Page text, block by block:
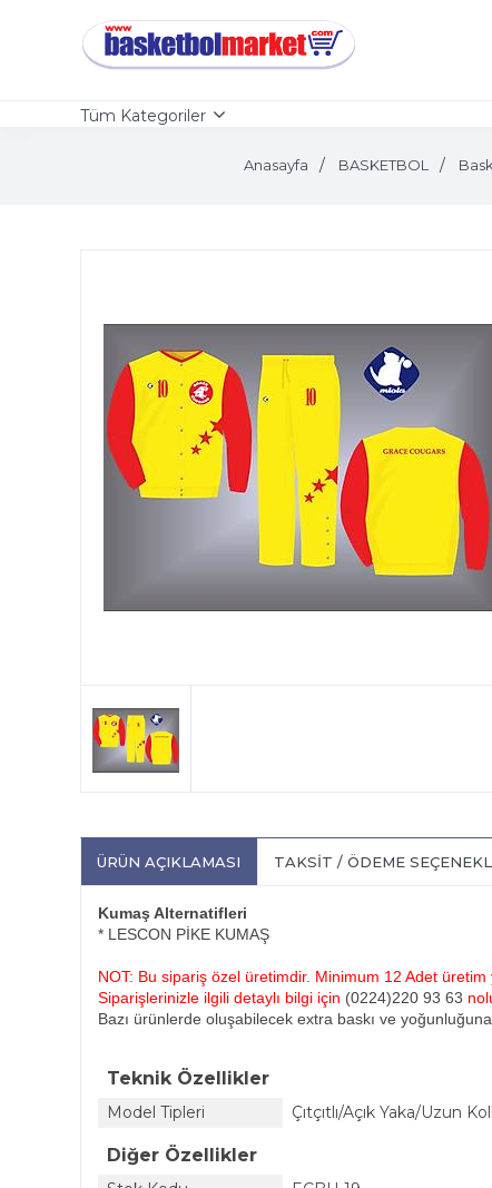
Tüm Kategoriler
Anasayfa BASKETBOL
ÜRÜN AÇIKLAMASI TAKSIT / ÖDEME
Kumaş Alternatifleri
* LESCON PİKE KUMAŞ
NOT: Bu sipariş özel üretimdir. Minimum 12 Adet üretim
Siparişlerinizle ilgili detaylı bilgi için (0224)220 93 63
Bazı ürünlerde oluşabilecek extra baskı ve
Teknik Özellikler
Model Tipleri Çıtçıtlı/Açık Yaka/Uzun
Diğer Özellikler